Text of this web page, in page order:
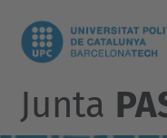
Junta